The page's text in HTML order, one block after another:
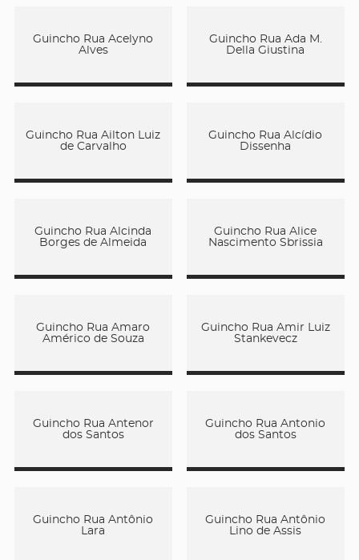
Guincho Rua Acelyno
Alves
Guincho Rua Ada M.
Della Giustina
Guincho Rua Ailton Luiz
de Carvalho
Guincho Rua Alcídio
Dissenha
Guincho Rua Alcinda
Borges de Almeida
Guincho Rua Alice
Nascimento Sbrissia
Guincho Rua Amaro
Américo de Souza
Guincho Rua Amir Luiz
Stankevecz
Guincho Rua Antenor
dos Santos
Guincho Rua Antonio
dos Santos
Guincho Rua Antônio
Lara
Guincho Rua Antônio
Lino de Assis